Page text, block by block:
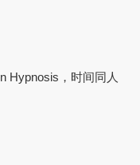
Hypnosis，时间同人